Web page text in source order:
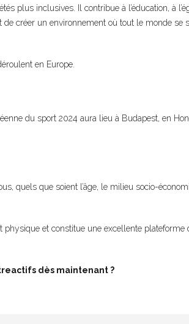
plus inclusives. Il contribue à l’éducation, à
créer un environnement où tout le monde se
en Europe.
du sport 2024 aura lieu à Budapest, en
quels que soient l’âge, le milieu socio-
et constitue une excellente plateforme
dès maintenant ?